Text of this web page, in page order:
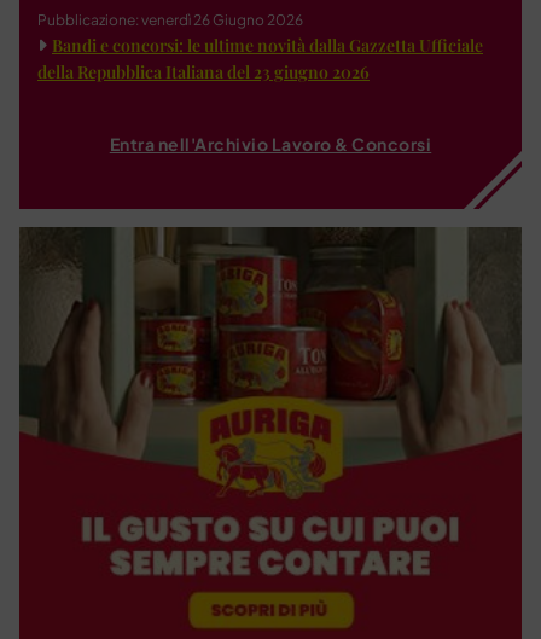
Pubblicazione: venerdì 26 Giugno 2026
Bandi e concorsi: le ultime novità dalla Gazzetta Ufficiale
della Repubblica Italiana del 23 giugno 2026
Entra nell'Archivio Lavoro & Concorsi